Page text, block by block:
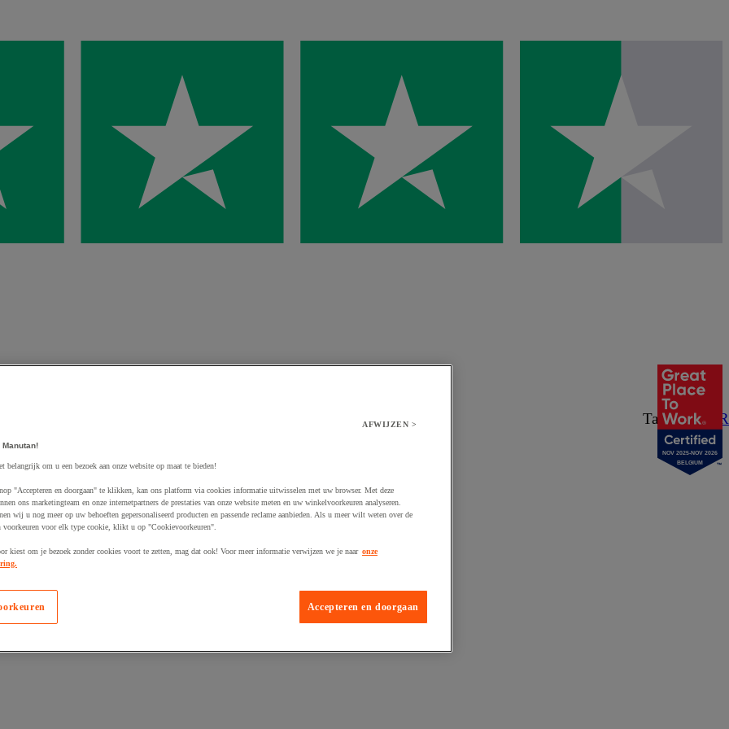
Taal:NL/ FR
aan winkelwagen
NOV 2025-NOV 2026
BELGIUM
AFWIJZEN >
belangrijk om u een bezoek aan onze website op maat te bieden!
"Accepteren en doorgaan" te klikken, kan ons platform via cookies informatie uitwisselen met uw browser. Met deze
ons marketingteam en onze internetpartners de prestaties van onze website meten en uw winkelvoorkeuren analyseren.
wij u nog meer op uw behoeften gepersonaliseerd producten en passende reclame aanbieden. Als u meer wilt weten over de
voorkeuren voor elk type cookie, klikt u op "Cookievoorkeuren".
kiest om je bezoek zonder cookies voort te zetten, mag dat ook! Voor meer informatie verwijzen we je naar onze
Accepteren en doorgaan